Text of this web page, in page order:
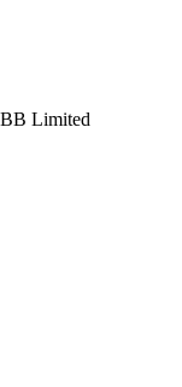
Limited